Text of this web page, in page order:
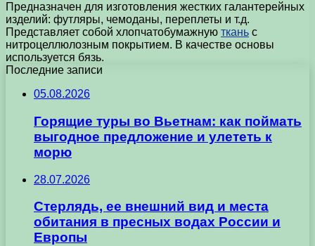
Предназначен для изготовления жестких галантерейных
изделий: футляры, чемоданы, переплеты и т.д.
Представляет собой хлопчатобумажную ткань с
нитроцеллюлозным покрытием. В качестве основы
используется бязь.
Последние записи
05.08.2026
Горящие туры во Вьетнам: как поймать
выгодное предложение и улететь к
морю
28.07.2026
Стерлядь, ее внешний вид и места
обитания в пресных водах России и
Европы